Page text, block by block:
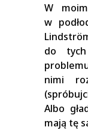
W
w
do tych
nimi
Albo
mają tę